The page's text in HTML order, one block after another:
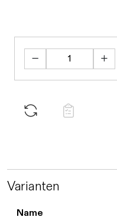
Varianten
Name